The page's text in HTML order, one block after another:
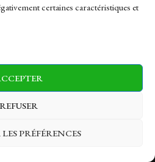
certaines caractéristiques et
REFUSER
PRÉFÉRENCES
Marches Politics
Health Sports Travel
All Rights Reserved.